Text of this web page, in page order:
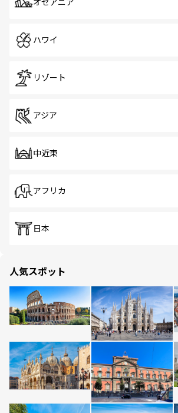
オセアニア
ハワイ
リゾート
アジア
中近東
アフリカ
日本
人気スポット